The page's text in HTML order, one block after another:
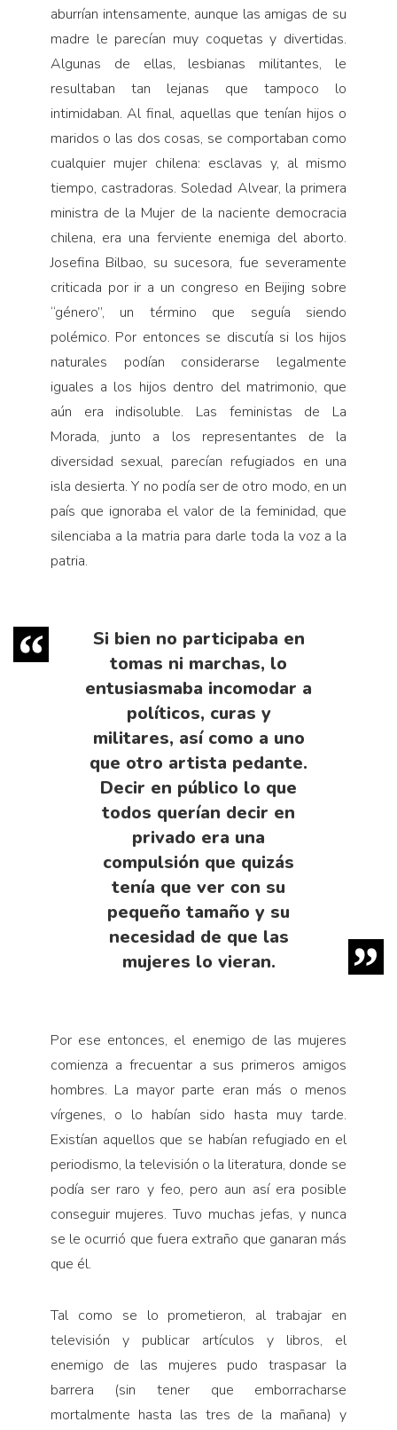
aburrían intensamente, aunque las amigas de su
madre le parecían muy coquetas y divertidas.
Algunas de ellas, lesbianas militantes, le
resultaban tan lejanas que tampoco lo
intimidaban. Al final, aquellas que tenían hijos o
maridos o las dos cosas, se comportaban como
cualquier mujer chilena: esclavas y, al mismo
tiempo, castradoras. Soledad Alvear, la primera
ministra de la Mujer de la naciente democracia
chilena, era una ferviente enemiga del aborto.
Josefina Bilbao, su sucesora, fue severamente
criticada por ir a un congreso en Beijing sobre
“género”, un término que seguía siendo
polémico. Por entonces se discutía si los hijos
naturales podían considerarse legalmente
iguales a los hijos dentro del matrimonio, que
aún era indisoluble. Las feministas de La
Morada, junto a los representantes de la
diversidad sexual, parecían refugiados en una
isla desierta. Y no podía ser de otro modo, en un
país que ignoraba el valor de la feminidad, que
silenciaba a la matria para darle toda la voz a la
patria.
Si bien no participaba en
tomas ni marchas, lo
entusiasmaba incomodar a
políticos, curas y
militares, así como a uno
que otro artista pedante.
Decir en público lo que
todos querían decir en
privado era una
compulsión que quizás
tenía que ver con su
pequeño tamaño y su
necesidad de que las
mujeres lo vieran.
Por ese entonces, el enemigo de las mujeres
comienza a frecuentar a sus primeros amigos
hombres. La mayor parte eran más o menos
vírgenes, o lo habían sido hasta muy tarde.
Existían aquellos que se habían refugiado en el
periodismo, la televisión o la literatura, donde se
podía ser raro y feo, pero aun así era posible
conseguir mujeres. Tuvo muchas jefas, y nunca
se le ocurrió que fuera extraño que ganaran más
que él.
Tal como se lo prometieron, al trabajar en
televisión y publicar artículos y libros, el
enemigo de las mujeres pudo traspasar la
barrera (sin tener que emborracharse
mortalmente hasta las tres de la mañana) y